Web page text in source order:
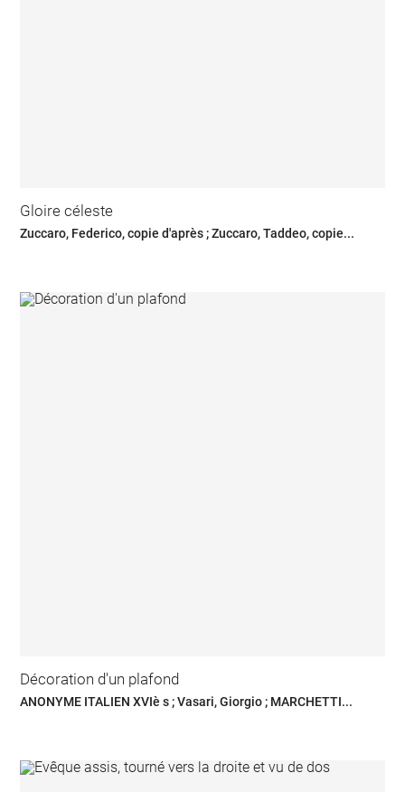
Gloire céleste
Zuccaro, Federico, copie d'après ; Zuccaro, Taddeo, copie...
Décoration d'un plafond
ANONYME ITALIEN XVIè s ; Vasari, Giorgio ; MARCHETTI...